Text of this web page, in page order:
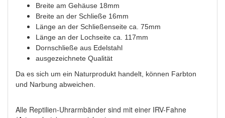
Breite am Gehäuse 18mm
Breite an der Schließe 16mm
Länge an der Schließenseite ca. 75mm
Länge an der Lochseite ca. 117mm
Dornschließe aus Edelstahl
ausgezeichnete Qualität
Da es sich um ein Naturprodukt handelt, können Farbton
und Narbung abweichen.
Alle Reptilien-Uhrarmbänder sind mit einer IRV-Fahne